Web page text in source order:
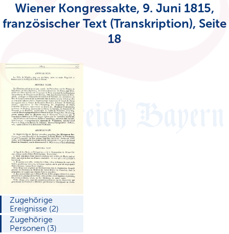
Wiener Kongressakte, 9. Juni 1815,
französischer Text (Transkription), Seite
18
Zugehörige
Ereignisse (2)
Zugehörige
Personen (3)